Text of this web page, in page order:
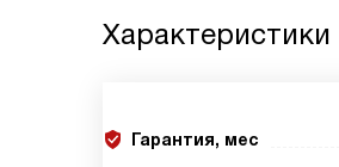
Характеристики
Гарантия, мес